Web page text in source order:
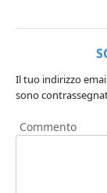
Il tuo indirizzo
sono
Commento